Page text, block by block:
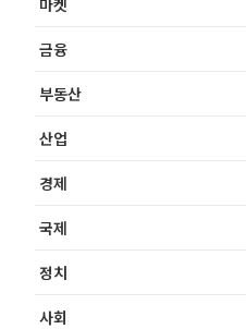
금융
부동산
산업
경제
국제
정치
사회